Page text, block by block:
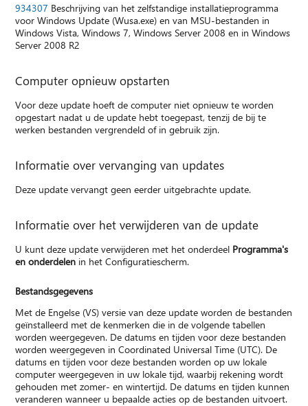
934307 Beschrijving van het zelfstandige installatieprogramma
voor Windows Update (Wusa.exe) en van MSU-bestanden in
Windows Vista, Windows 7, Windows Server 2008 en in Windows
Server 2008 R2
Computer opnieuw opstarten
Voor deze update hoeft de computer niet opnieuw te worden
opgestart nadat u de update hebt toegepast, tenzij de bij te
werken bestanden vergrendeld of in gebruik zijn.
Informatie over vervanging van updates
Deze update vervangt geen eerder uitgebrachte update.
Informatie over het verwijderen van de update
U kunt deze update verwijderen met het onderdeel Programma's
en onderdelen in het Configuratiescherm.
Bestandsgegevens
Met de Engelse (VS) versie van deze update worden de bestanden
geïnstalleerd met de kenmerken die in de volgende tabellen
worden weergegeven. De datums en tijden voor deze bestanden
worden weergegeven in Coordinated Universal Time (UTC). De
datums en tijden voor deze bestanden worden op uw lokale
computer weergegeven in uw lokale tijd, waarbij rekening wordt
gehouden met zomer- en wintertijd. De datums en tijden kunnen
veranderen wanneer u bepaalde acties op de bestanden uitvoert.